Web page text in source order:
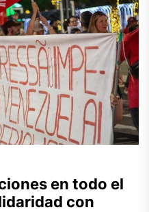
en todo el
con